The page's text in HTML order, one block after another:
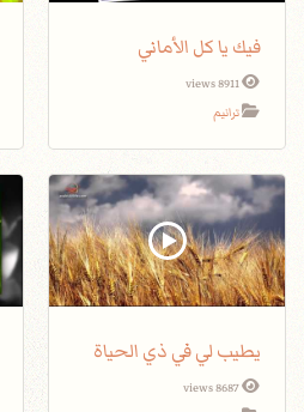
فيك يا كل الأماني
8911 views
ترانيم
يطيب لي في ذي الحياة
8687 views